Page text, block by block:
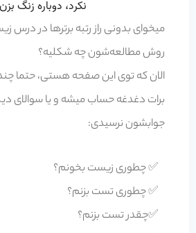
میخوای بدونی راز رتبه برترها در
روش مطالعه‌شون چه شکلیه؟
الان که توی این صفحه هستی، حتما چند
برات دغدغه حساب میشه و یا سوالای
جوابشون نرسیدی:
✅ چطوری زیست بخونم؟
✅ چطوری تست بزنم؟
✅چقدر تست بزنم؟